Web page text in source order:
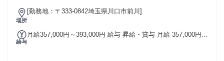
場所
[勤務地：〒333-0842埼玉県川口市前川]
給与
月給357,000円～393,000円 給与 昇給・賞与 月給 357,000円